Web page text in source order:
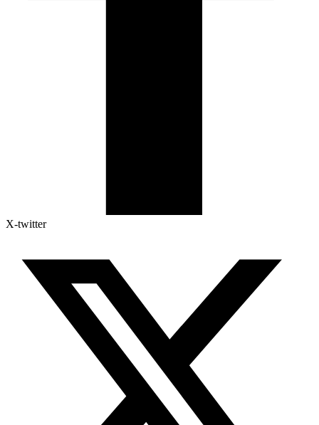
X-twitter